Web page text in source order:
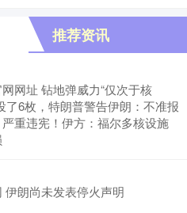
推荐资讯
网址 钻地弹威力“仅次于核
了6枚，特朗普警告伊朗：不准报
重违宪！伊方：福尔多核设施
伊朗尚未发表停火声明